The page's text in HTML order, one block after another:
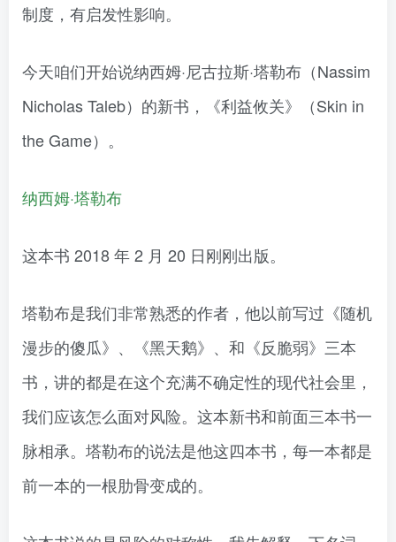
制度，有启发性影响。
今天咱们开始说纳西姆·尼古拉斯·塔勒布（Nassim
Nicholas Taleb）的新书，《利益攸关》（Skin in
the Game）。
纳西姆·塔勒布
这本书 2018 年 2 月 20 日刚刚出版。
塔勒布是我们非常熟悉的作者，他以前写过《随机
漫步的傻瓜》、《黑天鹅》、和《反脆弱》三本
书，讲的都是在这个充满不确定性的现代社会里，
我们应该怎么面对风险。这本新书和前面三本书一
脉相承。塔勒布的说法是他这四本书，每一本都是
前一本的一根肋骨变成的。